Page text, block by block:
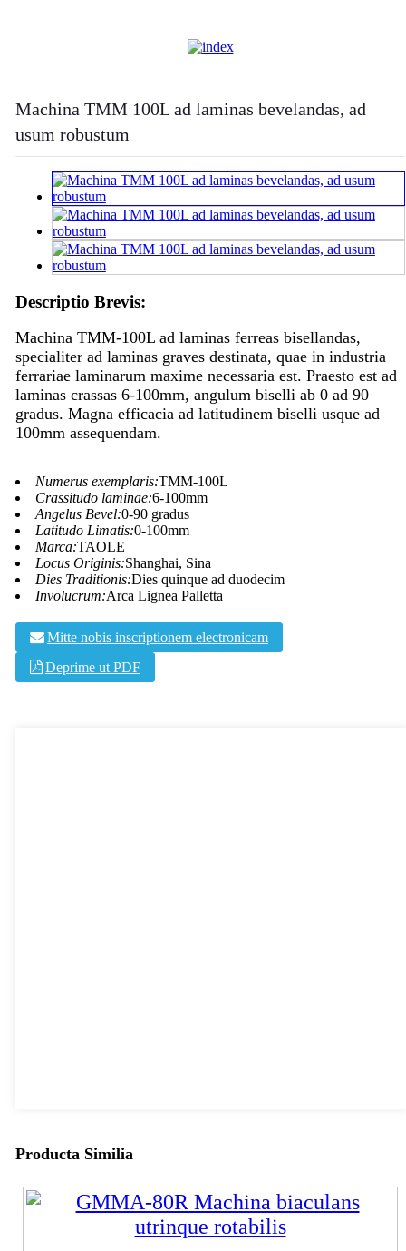
Machina TMM 100L ad laminas bevelandas, ad
usum robustum
Descriptio Brevis:
Machina TMM-100L ad laminas ferreas bisellandas,
specialiter ad laminas graves destinata, quae in industria
ferrariae laminarum maxime necessaria est. Praesto est ad
laminas crassas 6-100mm, angulum biselli ab 0 ad 90
gradus. Magna efficacia ad latitudinem biselli usque ad
100mm assequendam.
Numerus exemplaris:TMM-100L
Crassitudo laminae:6-100mm
Angelus Bevel:0-90 gradus
Latitudo Limatis:0-100mm
Marca:TAOLE
Locus Originis:Shanghai, Sina
Dies Traditionis:Dies quinque ad duodecim
Involucrum:Arca Lignea Palletta
Mitte nobis inscriptionem electronicam
Deprime ut PDF
Producta Similia